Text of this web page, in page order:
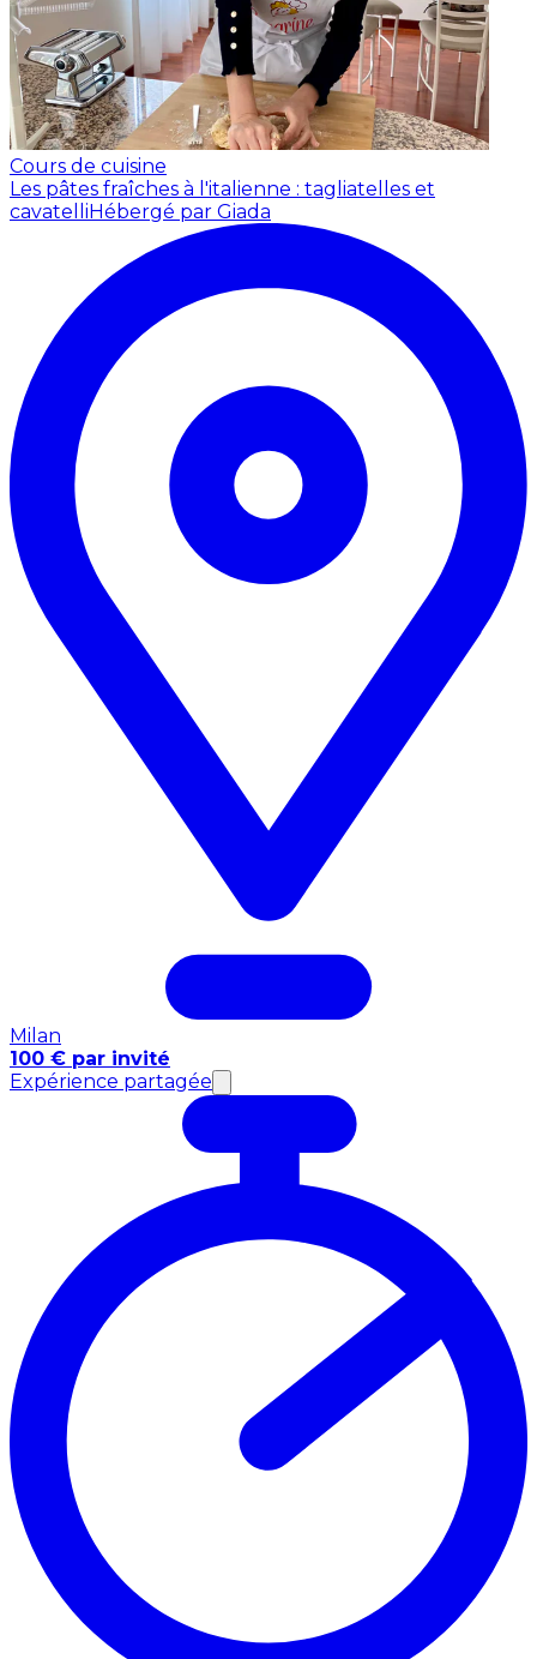
Cours de cuisine
Les pâtes fraîches à l'italienne : tagliatelles et
cavatelli Hébergé par Giada
Milan
100 € par invité
Expérience partagée